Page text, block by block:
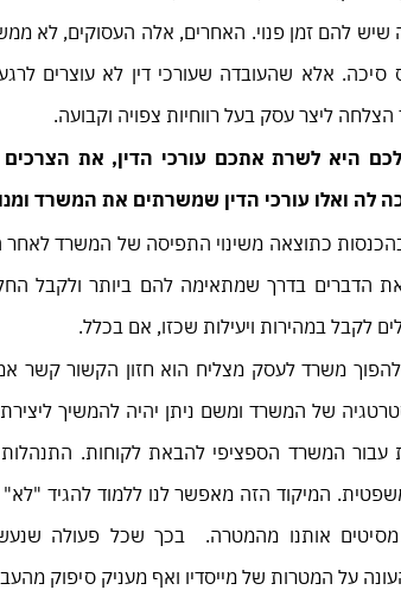
להם זמן פנוי. האחרים, אלה העסוקים, לא ממש
אלא שהעובדה שעורכי דין לא עוצרים
ליצר עסק בעל רווחיות צפויה וקבועה.
היא לשרת אתכם עורכי הדין, את
ואלו עורכי הדין שמשרתים את המשרד
בהכנסות כתוצאה משינוי התפיסה של המשרד
הדברים בדרך שמתאימה להם ביותר ולקבל
לקבל במהירות ויעילות שכזו, אם בכלל.
משרד לעסק מצליח הוא חזון הקשור קשר
של המשרד ומשם ניתן יהיה להמשיך ליצירת
עבור המשרד הספציפי להבאת לקוחות. התנהלות
המיקוד הזה מאפשר לנו ללמוד להגיד
אותנו מהמטרה. בכך שכל פעולה
על המטרות של מייסדיו ואף מעניק סיפוק